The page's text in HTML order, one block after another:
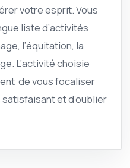
votre esprit. Vous
liste d’activités
l’équitation, la
L’activité choisie
de vous focaliser
et d’oublier